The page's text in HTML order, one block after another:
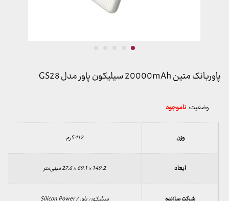
پاوربانک متین 20000mAh سیلیکون پاور مدل GS28
وضعیت: ناموجود
وزن 412 گرم
ابعاد 149.2 × 69.1 × 27.6 میلی‌متر